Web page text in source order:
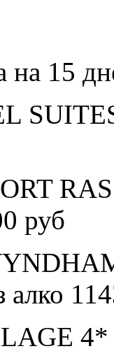
на 15
руб
алко
4*